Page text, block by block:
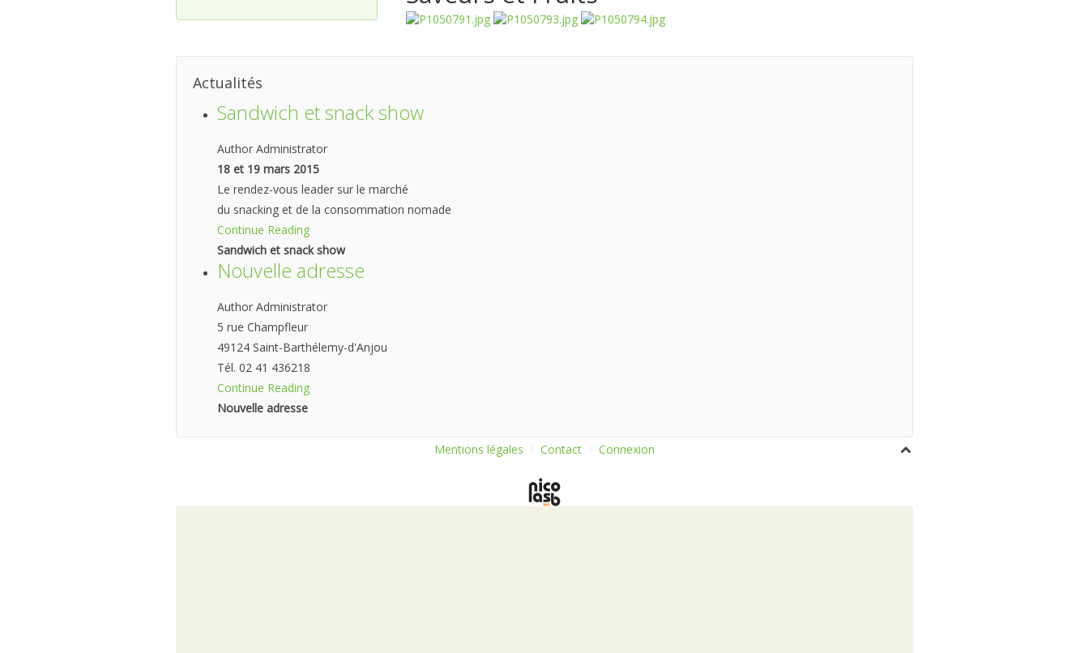
Actualités
Sandwich et snack show
Author Administrator
18 et 19 mars 2015
Le rendez-vous leader sur le marché
du snacking et de la consommation nomade
Continue Reading
Sandwich et snack show
Nouvelle adresse
Author Administrator
5 rue Champfleur
49124 Saint-Barthélemy-d'Anjou
Tél. 02 41 436218
Continue Reading
Nouvelle adresse
Mentions légales Contact Connexion